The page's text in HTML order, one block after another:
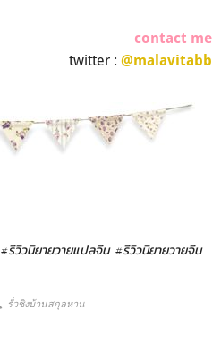
contact me
twitter : @malavitabb
#รีวิวนิยายวายแปลจีน #รีวิวนิยายวายจีน
รั่วชิงบ้านสกุลหาน